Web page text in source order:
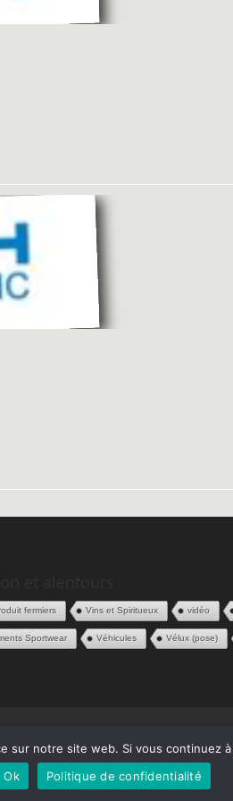
fermiers Vins et Spiritueux vidéo
Sportwear Véhicules Vélux (pose)
sur notre site web. Si vous
Ok
Politique de confidentialité